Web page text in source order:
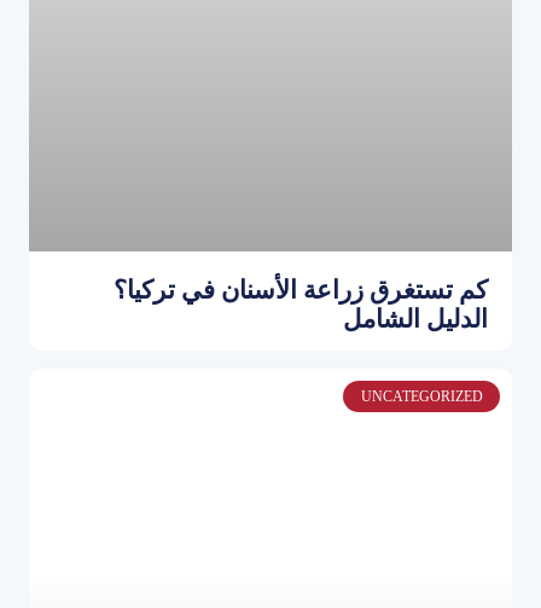
كم تستغرق زراعة الأسنان في تركيا؟
الدليل الشامل
UNCATEGORIZED